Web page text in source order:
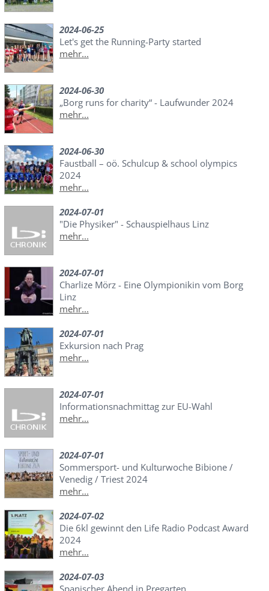
2024-06-25
Let's get the Running-Party started
mehr...
2024-06-30
„Borg runs for charity“ - Laufwunder 2024
mehr...
2024-06-30
Faustball – oö. Schulcup & school olympics
2024
mehr...
2024-07-01
"Die Physiker" - Schauspielhaus Linz
mehr...
2024-07-01
Charlize Mörz - Eine Olympionikin vom Borg
Linz
mehr...
2024-07-01
Exkursion nach Prag
mehr...
2024-07-01
Informationsnachmittag zur EU-Wahl
mehr...
2024-07-01
Sommersport- und Kulturwoche Bibione /
Venedig / Triest 2024
mehr...
2024-07-02
Die 6kl gewinnt den Life Radio Podcast Award
2024
mehr...
2024-07-03